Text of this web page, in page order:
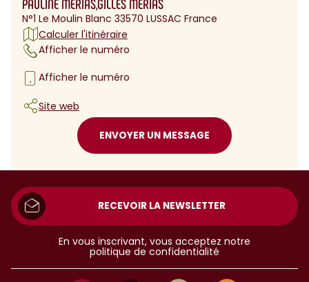
PAULINE MERIAS,GILLES MERIAS
N°1 Le Moulin Blanc 33570 LUSSAC France
Calculer l'itinéraire
Afficher le numéro
Afficher le numéro
Site web
ENVOYER UN MESSAGE
RECEVOIR LA NEWSLETTER
En vous inscrivant, vous acceptez notre
politique de confidentialité